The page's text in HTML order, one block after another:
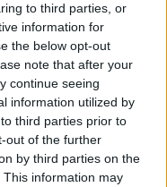
to third parties, or
information for
the below opt-out
note that after your
continue seeing
information utilized by
third parties prior to
out of the further
by third parties on the
This information may